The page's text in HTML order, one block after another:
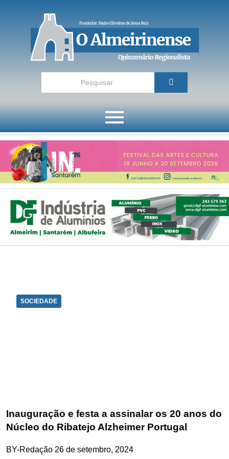
SOCIEDADE
Inauguração e festa a assinalar os 20 anos do
Núcleo do Ribatejo Alzheimer Portugal
BY-Redação 26 de setembro, 2024